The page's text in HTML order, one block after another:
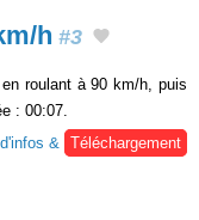
h #3
roulant à 90 km/h, puis
: 00:07.
&
Téléchargement